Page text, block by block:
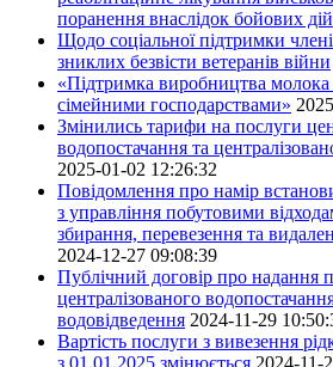
поранення внаслідок бойових дій
Щодо соціальної підтримки
зниклих безвісти ветеранів війни
«Підтримка виробництва
сімейними господарствами»
Змінились тарифи на послуги
водопостачання та
2025-01-02 12:26:32
Повідомлення про намір
з управління побутовими
збирання, перевезення та
2024-12-27 09:08:39
Публічний договір про надання
централізованого
водовідведення 2024-11-29
Вартість послуги з вивезення
з 01.01.2025 змінюється 2024-11-